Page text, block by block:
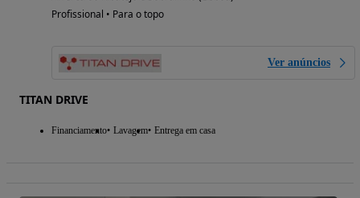
Profissional • Para o topo
Ver anúncios
TITAN DRIVE
Financiamento Lavagem Entrega em casa